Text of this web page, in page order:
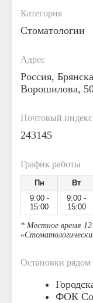
Категория
Стоматологии
Адрес
Россия,
Ворошилова,
Почтовый индекс
243145
График работы
Пн Вт
9:00 -
15:00
9:00 -
15:00
* Местное время
Остановки рядом
ФОК